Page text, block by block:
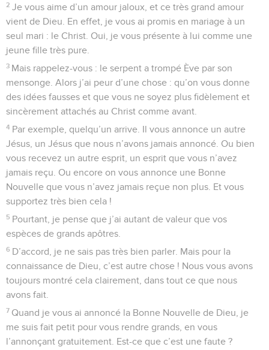
2 Je vous aime d’un amour jaloux, et ce très grand amour
vient de Dieu. En effet, je vous ai promis en mariage à un
seul mari : le Christ. Oui, je vous présente à lui comme une
jeune fille très pure.
3 Mais rappelez-vous : le serpent a trompé Ève par son
mensonge. Alors j’ai peur d’une chose : qu’on vous donne
des idées fausses et que vous ne soyez plus fidèlement et
sincèrement attachés au Christ comme avant.
4 Par exemple, quelqu’un arrive. Il vous annonce un autre
Jésus, un Jésus que nous n’avons jamais annoncé. Ou bien
vous recevez un autre esprit, un esprit que vous n’avez
jamais reçu. Ou encore on vous annonce une Bonne
Nouvelle que vous n’avez jamais reçue non plus. Et vous
supportez très bien cela !
5 Pourtant, je pense que j’ai autant de valeur que vos
espèces de grands apôtres.
6 D’accord, je ne sais pas très bien parler. Mais pour la
connaissance de Dieu, c’est autre chose ! Nous vous avons
toujours montré cela clairement, dans tout ce que nous
avons fait.
7 Quand je vous ai annoncé la Bonne Nouvelle de Dieu, je
me suis fait petit pour vous rendre grands, en vous
l’annonçant gratuitement. Est-ce que c’est une faute ?